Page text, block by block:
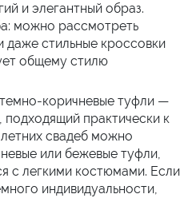
и элегантный образ.
можно рассмотреть
стильные кроссовки
общему стилю
коричневые туфли —
практически к
свадеб можно
или бежевые туфли,
с легкими костюмами. Если
индивидуальности,